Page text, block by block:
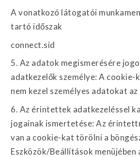
A vonatkozó látogatói
tartó időszak
connect.sid
5. Az adatok megismerésére
adatkezelők személye: A cookie-
nem kezel személyes adatokat
6. Az érintettek adatkezeléssel
jogainak ismertetése: Az
van a cookie-kat törölni a
Eszközök/Beállítások menüjében